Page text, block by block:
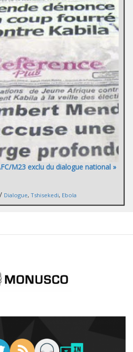
M23 exclu du dialogue national »
/ Dialogue, Tshisekedi, Ebola